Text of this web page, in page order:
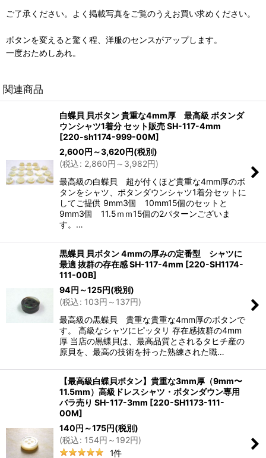
ご了承ください。よく掲載写真をご覧のうえお買い求めください。
ボタンを変えると驚く程、洋服のセンスがアップします。
一度おためしあれ。
関連商品
白蝶貝 貝ボタン 貴重な4mm厚 最高級 ボタンダ
ウンシャツ1着分 セット販売 SH-117-4mm
[220-sh1174-999-00M]
2,600円 ～3,620円(税別)
(税込: 2,860円 ～3,982円)
最高級の白蝶貝 超が付くほど貴重な4mm厚のボ
タンをシャツ、ボタンダウンシャツ1着分セットに
してご提供 9mm3個 10mm15個のセットと
9mm3個 11.5ｍｍ15個の2パターンございま
す。…
黒蝶貝 貝ボタン 4mmの厚みの定番型 シャツに
最適 抜群の存在感 SH-117-4mm [220-SH1174-
111-00B]
94円 ～125円(税別)
(税込: 103円 ～137円)
最高級の黒蝶貝 貴重な貴重な4mm厚のボタンで
す。 高級なシャツにピッタリ 存在感抜群の4mm
厚 当店の黒蝶貝は、最高品質とされるタヒチ産の
原貝を、最高の技術を持った熟練された職…
【最高級白蝶貝ボタン】貴重な3mm厚（9mm〜
11.5mm）高級ドレスシャツ・ボタンダウン専用
バラ売り SH-117-3mm [220-SH1173-111-
00M]
140円 ～175円(税別)
(税込: 154円 ～192円)
1件